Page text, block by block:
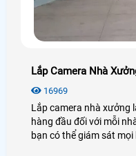
Lắp Camera Nhà
16969
Lắp camera nhà xưởng
hàng đầu đối với mỗi nhà xưởng
bạn có thể giám sát